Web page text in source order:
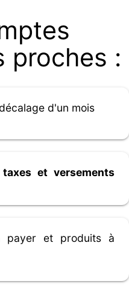
proches :
d'un mois
et versements
payer et produits à